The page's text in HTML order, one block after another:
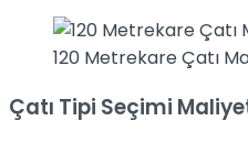
120 Metrekare Çatı
Çatı Tipi Seçimi